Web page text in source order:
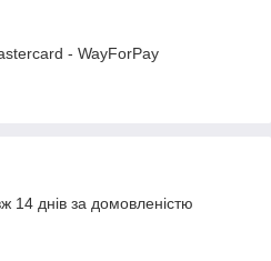
- WayForPay
14 днів за домовленістю